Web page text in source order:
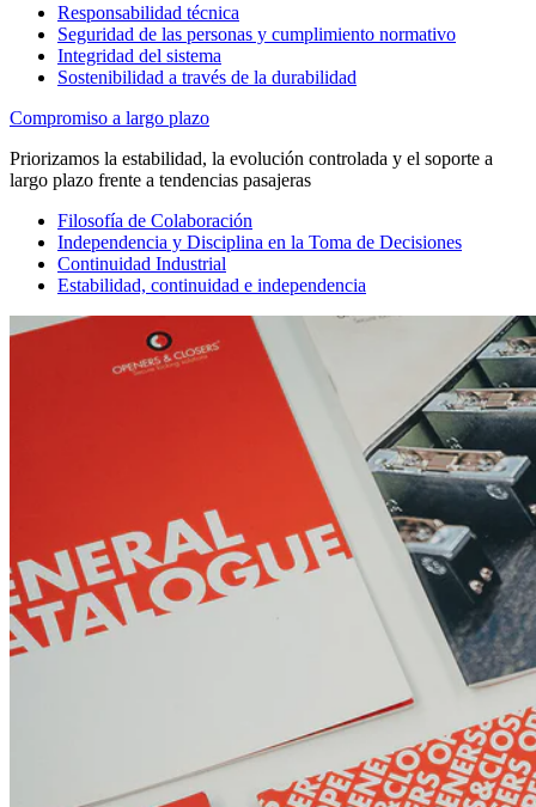
Responsabilidad técnica
Seguridad de las personas y cumplimiento normativo
Integridad del sistema
Sostenibilidad a través de la durabilidad
Compromiso a largo plazo
Priorizamos la estabilidad, la evolución controlada y el soporte a
largo plazo frente a tendencias pasajeras
Filosofía de Colaboración
Independencia y Disciplina en la Toma de Decisiones
Continuidad Industrial
Estabilidad, continuidad e independencia